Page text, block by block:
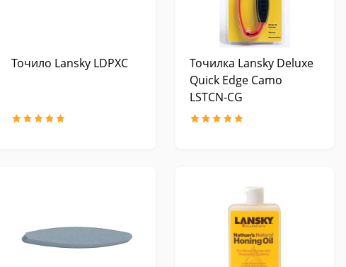
Точило Lansky LDPXC
Точилка Lansky Deluxe
Quick Edge Camo
LSTCN-CG